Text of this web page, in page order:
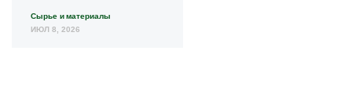
Сырье и материалы
ИЮЛ 8, 2026